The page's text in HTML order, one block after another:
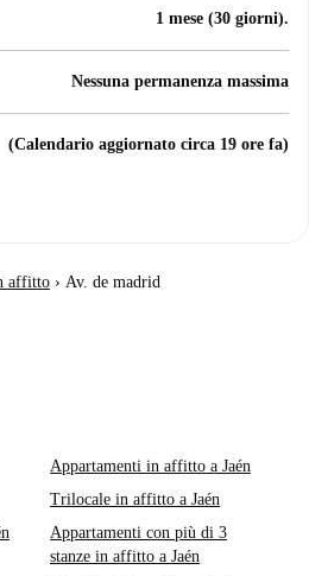
1 mese (30 giorni).
Nessuna permanenza massima
(Calendario aggiornato circa 19 ore fa)
affitto › Av. de madrid
Appartamenti in affitto a Jaén
Trilocale in affitto a Jaén
Appartamenti con più di 3
stanze in affitto a Jaén